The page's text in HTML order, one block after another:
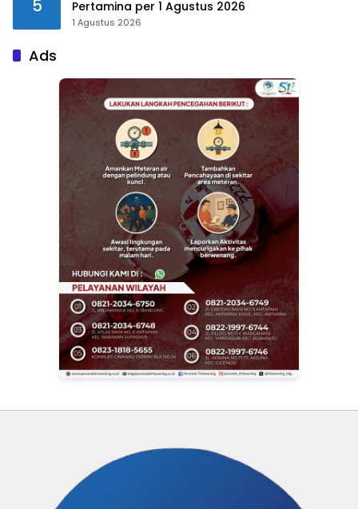
5
Pertamina per 1 Agustus 2026
1 Agustus 2026
Ads